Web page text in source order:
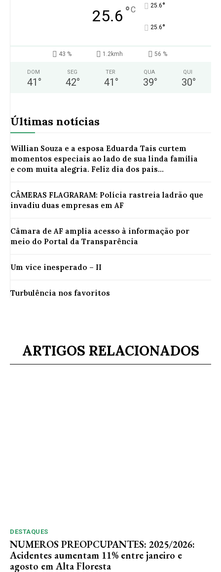
25.6 °C 25.6°
25.6°
43 % 1.2kmh 56 %
DOM
41 °
SEG
42°
TER
41 °
QUA
39°
QUI
30°
Últimas notícias
Willian Souza e a esposa Eduarda Tais curtem
momentos especiais ao lado de sua linda família
e com muita alegria. Feliz dia dos pais...
CÂMERAS FLAGRARAM: Polícia rastreia ladrão que
invadiu duas empresas em AF
Câmara de AF amplia acesso à informação por
meio do Portal da Transparência
Um vice inesperado – II
Turbulência nos favoritos
ARTIGOS RELACIONADOS
DESTAQUES
NUMEROS PREOPCUPANTES: 2025/2026:
Acidentes aumentam 11% entre janeiro e
agosto em Alta Floresta